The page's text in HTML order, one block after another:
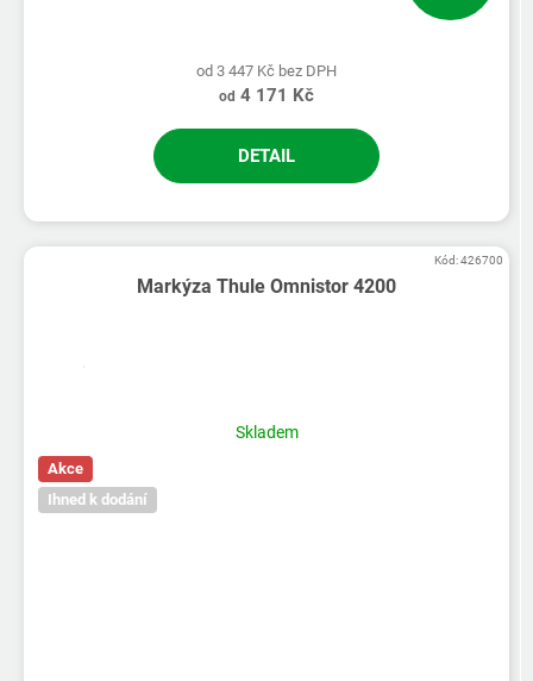
od 3 447 Kč bez DPH
od 4 171 Kč
DETAIL
Markýza Thule Omnistor 4200
produktu
Skladem
Akce
Ihned k dodání
Kód:426700